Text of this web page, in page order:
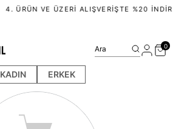
4. ÜRÜN VE ÜZERI ALIŞVERIŞTE %20
KADIN ERKEK
Ara 0